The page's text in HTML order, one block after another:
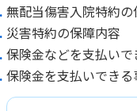
無配当傷害入院特約の
災害特約の保障内容
保険金などを支払い
保険金を支払いでき